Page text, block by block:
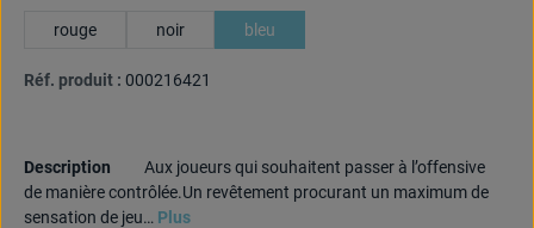
rouge noir bleu
Réf. produit : 000216421
Description
Aux joueurs qui souhaitent passer à l’offensive
de manière contrôlée.Un revêtement procurant un maximum de
sensation de jeu… Plus